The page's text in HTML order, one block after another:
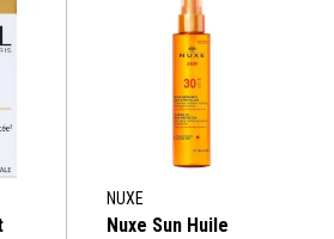
NUXE
Nuxe Sun Huile